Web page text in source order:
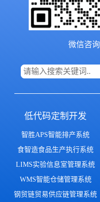
微信咨询
低代码定制开发
智胜APS智能排产系统
食智造食品生产执行系统
LIMS实验信息室管理系统
WMS智能仓储管理系统
钢贸链贸易供应链管理系统